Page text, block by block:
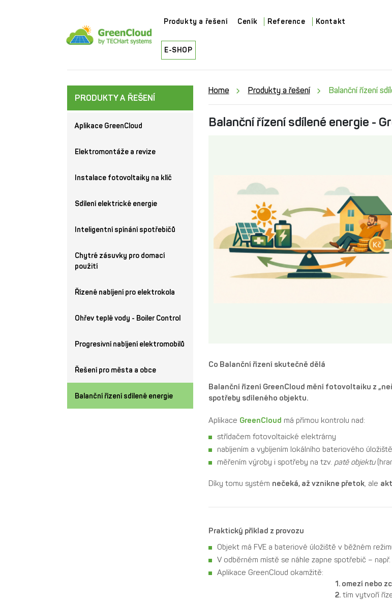
Produkty a řešení Ceník Reference Kontakt
E-SHOP
PRODUKTY A ŘEŠENÍ
Aplikace GreenCloud
Elektromontáže a revize
Instalace fotovoltaiky na klíč
Sdílení elektrické energie
Inteligentní spínání spotřebičů
Chytré zásuvky pro domací
použití
Řízené nabíjení pro elektrokola
Ohřev teplé vody - Boiler Control
Progresivní nabíjení elektromobilů
Řešení pro města a obce
Balanční řízení sdílené energie
Home Produkty a řešení Balanční řízení
Balanční řízení sdílené energie -
Co Balanční řízení skutečně dělá
Balanční řízení GreenCloud mění fotovoltaiku z
spotřeby sdíleného objektu.
Aplikace GreenCloud má přímou kontrolu nad:
střídačem fotovoltaické elektrárny
nabíjením a vybíjením lokálního bateriového úložiště
měřením výroby i spotřeby na tzv. patě objektu
Díky tomu systém nečeká, až vznikne přetok, ale
Praktický příklad z provozu
Objekt má FVE a bateriové úložiště v běžném
V odběrném místě se náhle zapne spotřebič –
Aplikace GreenCloud okamžitě:
1. omezí nebo
2.tím vytvoří